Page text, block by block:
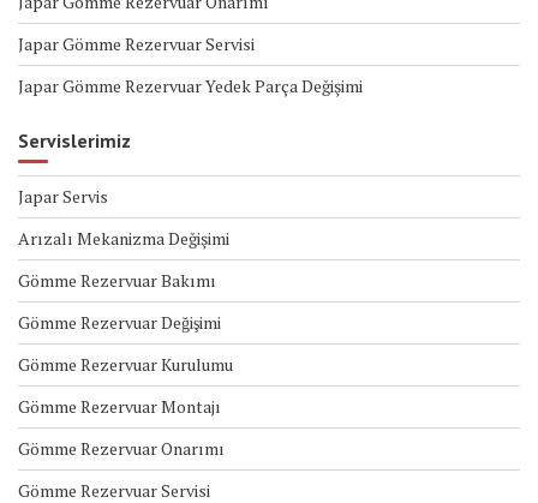
Japar Gömme Rezervuar Servisi
Japar Gömme Rezervuar Yedek Parça Değişimi
Servislerimiz
Japar Servis
Arızalı Mekanizma Değişimi
Gömme Rezervuar Bakımı
Gömme Rezervuar Değişimi
Gömme Rezervuar Kurulumu
Gömme Rezervuar Montajı
Gömme Rezervuar Onarımı
Gömme Rezervuar Servisi